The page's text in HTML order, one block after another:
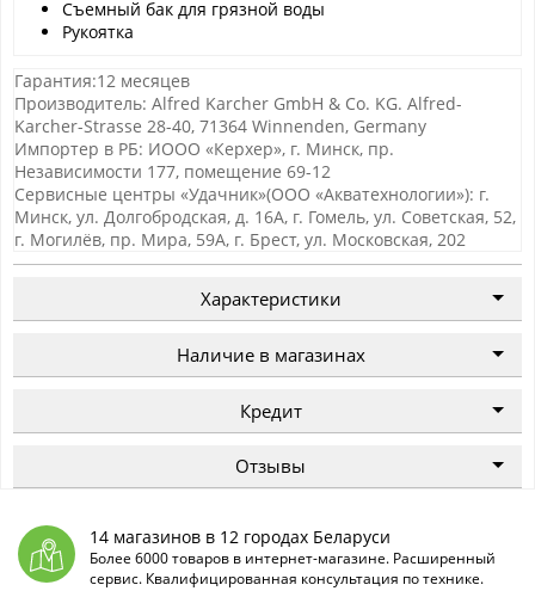
Съемный бак для грязной воды
Рукоятка
Гарантия:12 месяцев
Производитель: Alfred Karcher GmbH & Co. KG. Alfred-
Karcher-Strasse 28-40, 71364 Winnenden, Germany
Импортер в РБ: ИООО «Керхер», г. Минск, пр.
Независимости 177, помещение 69-12
Сервисные центры «Удачник»(ООО «Акватехнологии»): г.
Минск, ул. Долгобродская, д. 16А, г. Гомель, ул. Советская, 52,
г. Могилёв, пр. Мира, 59А, г. Брест, ул. Московская, 202
Характеристики
Наличие в магазинах
Кредит
Отзывы
14 магазинов в 12 городах Беларуси
Более 6000 товаров в интернет-магазине. Расширенный
сервис. Квалифицированная консультация по технике.